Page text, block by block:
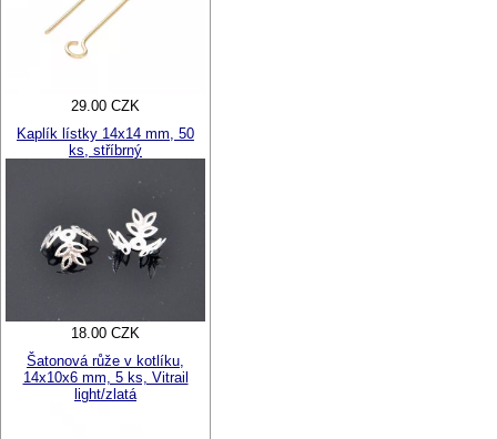
29.00 CZK
Kaplík lístky 14x14 mm, 50
ks, stříbrný
18.00 CZK
Šatonová růže v kotlíku,
14x10x6 mm, 5 ks, Vitrail
light/zlatá